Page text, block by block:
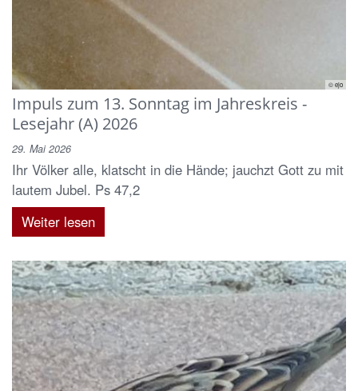
© ejo
Impuls zum 13. Sonntag im Jahreskreis -
Lesejahr (A) 2026
29. Mai 2026
Ihr Völker alle, klatscht in die Hände; jauchzt Gott zu mit
lautem Jubel. Ps 47,2
Weiter lesen